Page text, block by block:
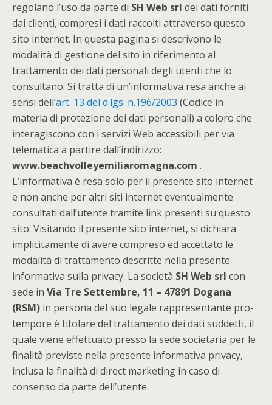
regolano l’uso da parte di SH Web srl dei dati forniti
dai clienti, compresi i dati raccolti attraverso questo
sito internet. In questa pagina si descrivono le
modalità di gestione del sito in riferimento al
trattamento dei dati personali degli utenti che lo
consultano. Si tratta di un’informativa resa anche ai
sensi dell’art. 13 del d.lgs. n.196/2003 (Codice in
materia di protezione dei dati personali) a coloro che
interagiscono con i servizi Web accessibili per via
telematica a partire dall’indirizzo:
www.beachvolleyemiliaromagna.com .
L’informativa è resa solo per il presente sito internet
e non anche per altri siti internet eventualmente
consultati dall’utente tramite link presenti su questo
sito. Visitando il presente sito internet, si dichiara
implicitamente di avere compreso ed accettato le
modalità di trattamento descritte nella presente
informativa sulla privacy. La società SH Web srl con
sede in Via Tre Settembre, 11 – 47891 Dogana
(RSM) in persona del suo legale rappresentante pro-
tempore è titolare del trattamento dei dati suddetti, il
quale viene effettuato presso la sede societaria per le
finalità previste nella presente informativa privacy,
inclusa la finalità di direct marketing in caso di
consenso da parte dell’utente.